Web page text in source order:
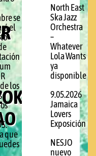
se
el
los
que
North East
Ska Jazz
Orchestra
–
Whatever
Lola Wants
ya
disponible
9.05.2026
Jamaica
Lovers
Exposición
NESJO
nuevo